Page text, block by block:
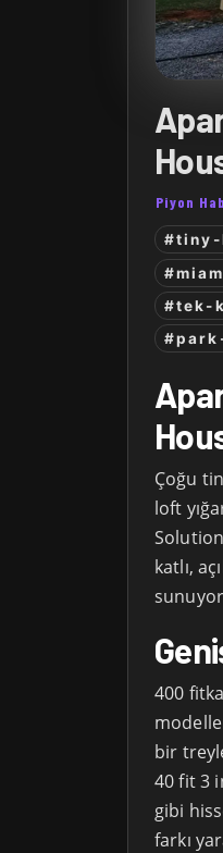
Piyon
#tiny-
#tek-
Çoğu
loft
katlı,
400
bir
40 fit 3
gibi
farkı